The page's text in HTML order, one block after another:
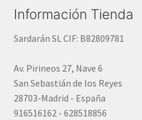
Información Tienda
Sardarán SL CIF: B82809781
Av. Pirineos 27, Nave 6
San Sebastián de los Reyes
28703-Madrid - España
916516162 - 628518856